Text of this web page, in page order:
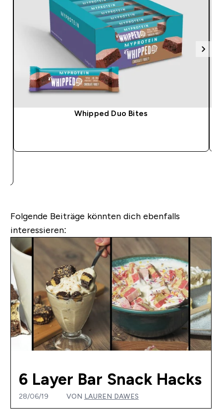
Whipped Duo Bites
Folgende Beiträge könnten dich ebenfalls
interessieren:
6 Layer Bar Snack Hacks
28/06/19 VON LAUREN DAWES